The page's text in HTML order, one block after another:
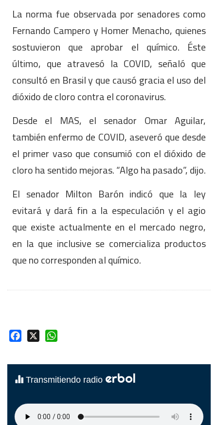
La norma fue observada por senadores como
Fernando Campero y Homer Menacho, quienes
sostuvieron que aprobar el químico. Éste
último, que atravesó la COVID, señaló que
consultó en Brasil y que causó gracia el uso del
dióxido de cloro contra el coronavirus.
Desde el MAS, el senador Omar Aguilar,
también enfermo de COVID, aseveró que desde
el primer vaso que consumió con el dióxido de
cloro ha sentido mejoras. “Algo ha pasado”, dijo.
El senador Milton Barón indicó que la ley
evitará y dará fin a la especulación y el agio
que existe actualmente en el mercado negro,
en la que inclusive se comercializa productos
que no corresponden al químico.
Facebook
Transmitiendo radio erbol